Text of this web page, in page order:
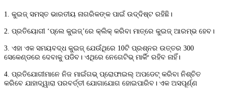
1. କୁଇଜ୍ ସମସ୍ତ ଭାରତୀୟ ନାଗରିକଙ୍କ ପାଇଁ ଉଦ୍ଦିଷ୍ଟ ରହିଛି।
2. ପ୍ରତିୟୋଗୀ ‘ପ୍ଲେ କୁଇଜ୍’ରେ କ୍ଲିକ୍ କରିବା ମାତ୍ରେ କୁଇଜ୍ ଆରମ୍ଭ ହେବ।
3. ଏହା ଏକ ସମୟବଦ୍ଧ କୁଇଜ୍ ଯେଉଁଥିରେ 10ଟି ପ୍ରଶ୍ନର ଉତ୍ତର 300
ସେକେଣ୍ଡରେ ଦେବାକୁ ପଡିବ। ଏଥିରେ ନେଗେଟିଭ୍ ମାର୍କିଂ ରହିବ ନାହିଁ।
4. ପ୍ରତିଯୋଗୀମାନେ ନିଜ ମାଇଁଗଭ୍ ପ୍ରୋଫାଇଲ୍ ଅପଡେଟ୍ କରିବା ନିଶ୍ଚିତ
କରିବେ ଯାହାଦ୍ୱାରା ପରବର୍ତ୍ତୀ ଯୋଗାଯୋଗ ହୋଇପାରିବ। ଏକ ଅସପୂର୍ଣ୍ଣ